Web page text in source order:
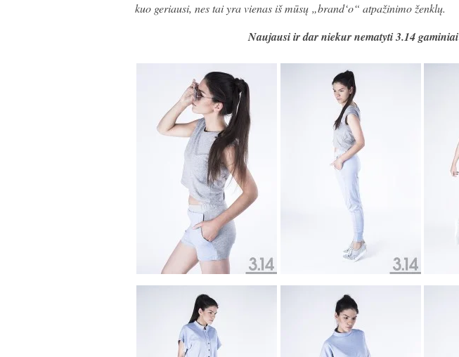
kuo geriausi, nes tai yra vienas iš mūsų „brand‘o“ atpažinimo ženklų.
Naujausi ir dar niekur nematyti 3.14 gaminiai